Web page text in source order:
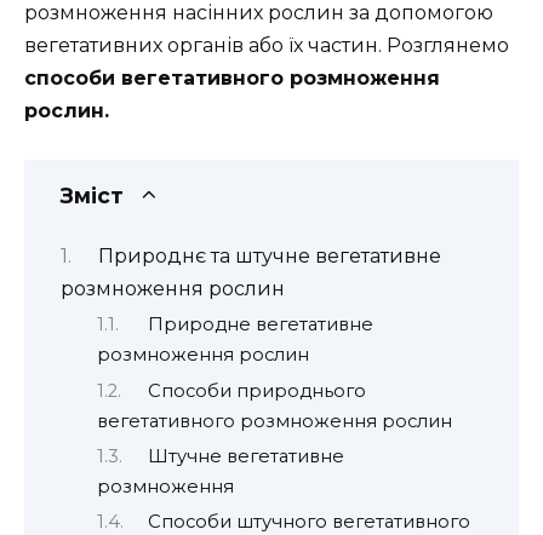
розмноження насінних рослин за допомогою
вегетативних органів або їх частин. Розглянемо
способи вегетативного розмноження
рослин.
Зміст
Природнє та штучне вегетативне
розмноження рослин
Природне вегетативне
розмноження рослин
Способи природнього
вегетативного розмноження рослин
Штучне вегетативне
розмноження
Способи штучного вегетативного